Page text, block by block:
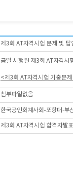
제3회 AT자격시험 문제 및 답
금일 시행된 제3회 AT자격시
<제3회 AT자격시험 기출문
첨부파일없음
한국공인회계사회-포항대·부
제3회 AT자격시험 합격자발표